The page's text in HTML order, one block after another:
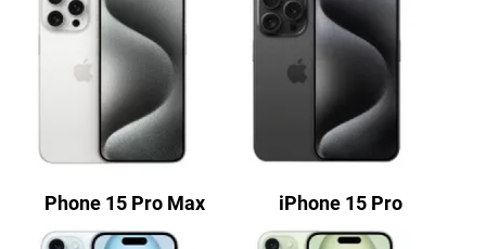
Phone 15 Pro Max iPhone 15 Pro